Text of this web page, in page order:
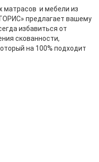
матрасов и мебели из
предлагает вашему
избавиться от
скованности,
на 100% подходит